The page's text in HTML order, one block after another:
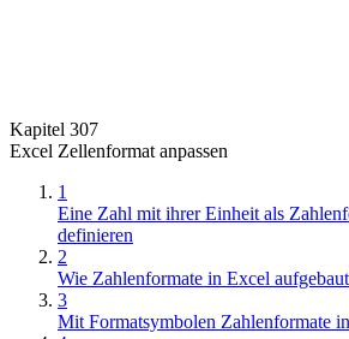
Kapitel 307
Excel Zellenformat anpassen
1
Eine Zahl mit ihrer Einheit als
definieren
2
Wie Zahlenformate in Excel
3
Mit Formatsymbolen Zahlenformate